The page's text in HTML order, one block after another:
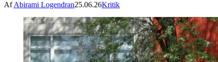
AfAbirami Logendran25.06.26Kritik